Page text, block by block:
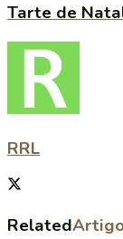
Tarte de
RRL
Related